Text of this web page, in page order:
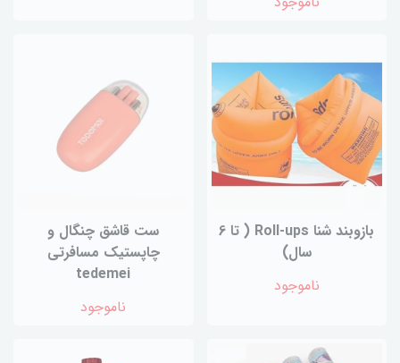
بازوبند شنا Roll-ups ( تا 6
سال)
ناموجود
ست قاشق چنگال و
چاپستیک مسافرتی
tedemei
ناموجود